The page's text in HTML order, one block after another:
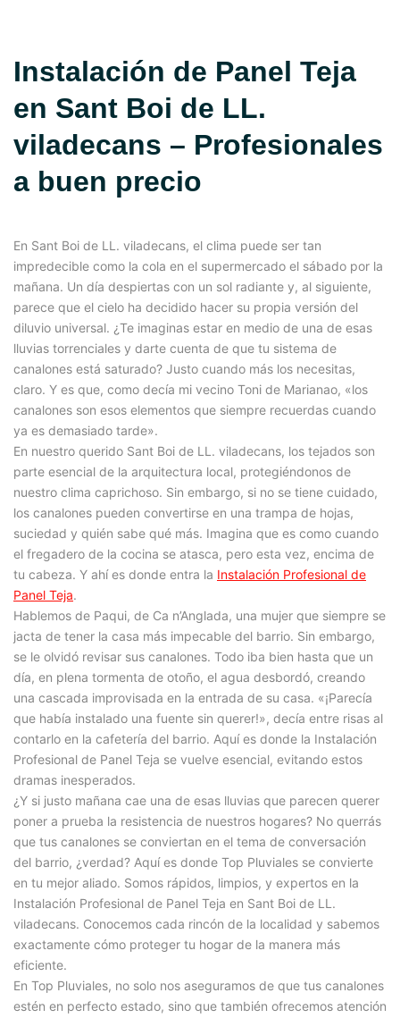
Instalación de Panel Teja
en Sant Boi de LL.
viladecans – Profesionales
a buen precio
En Sant Boi de LL. viladecans, el clima puede ser tan
impredecible como la cola en el supermercado el sábado por la
mañana. Un día despiertas con un sol radiante y, al siguiente,
parece que el cielo ha decidido hacer su propia versión del
diluvio universal. ¿Te imaginas estar en medio de una de esas
lluvias torrenciales y darte cuenta de que tu sistema de
canalones está saturado? Justo cuando más los necesitas,
claro. Y es que, como decía mi vecino Toni de Marianao, «los
canalones son esos elementos que siempre recuerdas cuando
ya es demasiado tarde».
En nuestro querido Sant Boi de LL. viladecans, los tejados son
parte esencial de la arquitectura local, protegiéndonos de
nuestro clima caprichoso. Sin embargo, si no se tiene cuidado,
los canalones pueden convertirse en una trampa de hojas,
suciedad y quién sabe qué más. Imagina que es como cuando
el fregadero de la cocina se atasca, pero esta vez, encima de
tu cabeza. Y ahí es donde entra la Instalación Profesional de
Panel Teja.
Hablemos de Paqui, de Ca n’Anglada, una mujer que siempre se
jacta de tener la casa más impecable del barrio. Sin embargo,
se le olvidó revisar sus canalones. Todo iba bien hasta que un
día, en plena tormenta de otoño, el agua desbordó, creando
una cascada improvisada en la entrada de su casa. «¡Parecía
que había instalado una fuente sin querer!», decía entre risas al
contarlo en la cafetería del barrio. Aquí es donde la Instalación
Profesional de Panel Teja se vuelve esencial, evitando estos
dramas inesperados.
¿Y si justo mañana cae una de esas lluvias que parecen querer
poner a prueba la resistencia de nuestros hogares? No querrás
que tus canalones se conviertan en el tema de conversación
del barrio, ¿verdad? Aquí es donde Top Pluviales se convierte
en tu mejor aliado. Somos rápidos, limpios, y expertos en la
Instalación Profesional de Panel Teja en Sant Boi de LL.
viladecans. Conocemos cada rincón de la localidad y sabemos
exactamente cómo proteger tu hogar de la manera más
eficiente.
En Top Pluviales, no solo nos aseguramos de que tus canalones
estén en perfecto estado, sino que también ofrecemos atención